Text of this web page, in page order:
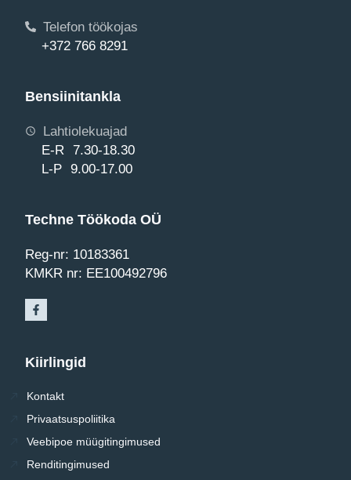
Telefon töökojas
+372 766 8291
Bensiinitankla
Lahtiolekuajad
E-R 7.30-18.30
L-P 9.00-17.00
Techne Töökoda OÜ
Reg-nr: 10183361
KMKR nr: EE100492796
Kiirlingid
Kontakt
Privaatsuspoliitika
Veebipoe müügitingimused
Renditingimused